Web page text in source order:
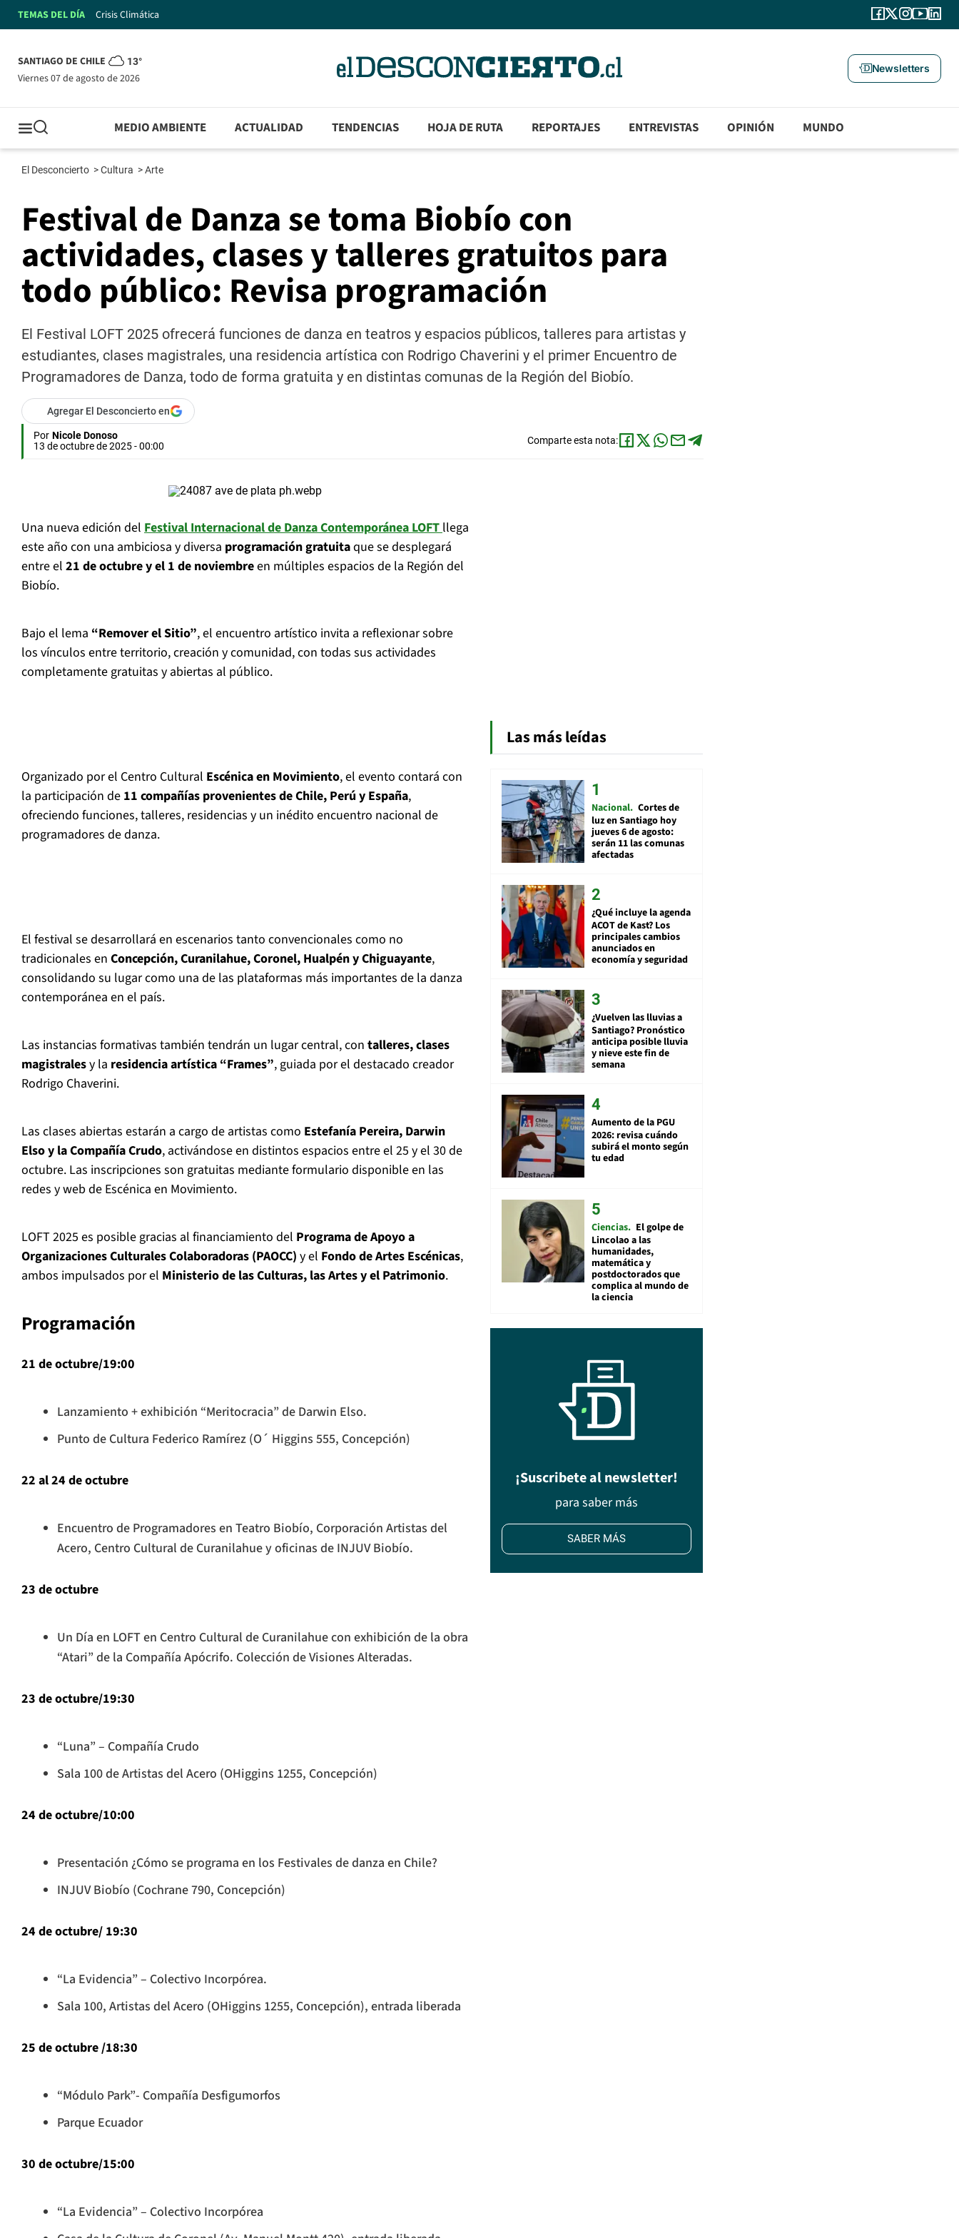
TEMAS DEL DÍA Crisis Climática
SANTIAGO DE CHILE 13°
viernes 07 de agosto de 2026
Newsletters
MEDIO AMBIENTE ACTUALIDAD TENDENCIAS HOJA DE RUTA REPORTAJES ENTREVISTAS OPINIÓN MUNDO
El Desconcierto >Cultura >Arte
Festival de Danza se toma Biobío con
actividades, clases y talleres gratuitos para
todo público: Revisa programación
El Festival LOFT 2025 ofrecerá funciones de danza en teatros y espacios públicos, talleres para artistas y
estudiantes, clases magistrales, una residencia artística con Rodrigo Chaverini y el primer Encuentro de
Programadores de Danza, todo de forma gratuita y en distintas comunas de la Región del Biobío.
Agregar El Desconcierto en
Por Nicole Donoso
13 de octubre de 2025 - 00:00
Comparte esta nota:
Una nueva edición del Festival Internacional de Danza Contemporánea LOFT llega
este año con una ambiciosa y diversa programación gratuitaque se desplegará
entre el 21 de octubre y el 1 de noviembreen múltiples espacios de la Región del
Biobío.
Bajo el lema “Remover el Sitio”, el encuentro artístico invita a reflexionar sobre
los vínculos entre territorio, creación y comunidad, con todas sus actividades
completamente gratuitas y abiertas al público.
Organizado por el Centro Cultural Escénica en Movimiento, el evento contará con
la participación de 11 compañías provenientes de Chile, Perú y España,
ofreciendo funciones, talleres, residencias y un inédito encuentro nacional de
programadores de danza.
El festival se desarrollará en escenarios tanto convencionales como no
tradicionales en Concepción, Curanilahue, Coronel, Hualpén y Chiguayante,
consolidando su lugar como una de las plataformas más importantes de la danza
contemporánea en el país.
Las instancias formativas también tendrán un lugar central, con talleres, clases
magistralesy la residencia artística “Frames”, guiada por el destacado creador
Rodrigo Chaverini.
Las clases abiertas estarán a cargo de artistas como Estefanía Pereira, Darwin
Elso y la Compañía Crudo, activándose en distintos espacios entre el 25 y el 30 de
octubre. Las inscripciones son gratuitas mediante formulario disponible en las
redes y web de Escénica en Movimiento.
LOFT 2025 es posible gracias al financiamiento del Programa de Apoyo a
Organizaciones Culturales Colaboradoras (PAOCC) y el Fondo de Artes Escénicas,
ambos impulsados por el Ministerio de las Culturas, las Artes y el Patrimonio.
Programación
21 de octubre/19:00
Lanzamiento + exhibición “Meritocracia” de Darwin Elso.
Punto de Cultura Federico Ramírez (O´ Higgins 555, Concepción)
22 al 24 de octubre
Encuentro de Programadores en Teatro Biobío, Corporación Artistas del
Acero, Centro Cultural de Curanilahue y oficinas de INJUV Biobío.
23 de octubre
Un Día en LOFT en Centro Cultural de Curanilahue con exhibición de la obra
“Atari” de la Compañía Apócrifo. Colección de Visiones Alteradas.
23 de octubre/19:30
“Luna” – Compañía Crudo
Sala 100 de Artistas del Acero (OHiggins 1255, Concepción)
24 de octubre/10:00
Presentación ¿Cómo se programa en los Festivales de danza en Chile?
INJUV Biobío (Cochrane 790, Concepción)
24 de octubre/ 19:30
“La Evidencia” – Colectivo Incorpórea.
Sala 100, Artistas del Acero (OHiggins 1255, Concepción), entrada liberada
25 de octubre /18:30
“Módulo Park”- Compañía Desfigumorfos
Parque Ecuador
30 de octubre/15:00
“La Evidencia” – Colectivo Incorpórea
Las más leídas
Nacional Cortes de
luz en Santiago hoy
jueves 6 de agosto:
serán 11 las comunas
afectadas
¿Qué incluye la agenda
ACOT de Kast? Los
principales cambios
anunciados en
economía y seguridad
¿Vuelven las lluvias a
Santiago? Pronóstico
anticipa posible lluvia
y nieve este fin de
semana
Aumento de la PGU
2026: revisa cuándo
subirá el monto según
tu edad
Ciencias El golpe de
Lincolao a las
humanidades,
matemática y
postdoctorados que
complica al mundo de
la ciencia
¡Suscribete al newsletter!
para saber más
SABER MÁS